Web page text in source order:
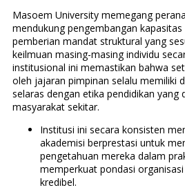
Masoem University memegang
mendukung pengembangan
pemberian mandat struktural yang
keilmuan masing-masing individu
institusional ini memastikan bahwa
oleh jajaran pimpinan selalu memiliki
selaras dengan etika pendidikan yang
masyarakat sekitar.
Institusi ini secara konsisten
akademisi berprestasi untuk
pengetahuan mereka dalam
memperkuat pondasi
kredibel.